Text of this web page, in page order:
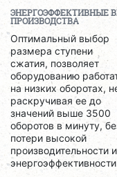
ЭНЕРГОЭФФЕКТИВНЫЕ
ПРОИЗВОДСТВА
Оптимальный выбор
размера ступени
сжатия, позволяет
оборудованию
на низких оборотах,
раскручивая ее до
значений выше 3500
оборотов в минуту,
потери высокой
производительности и